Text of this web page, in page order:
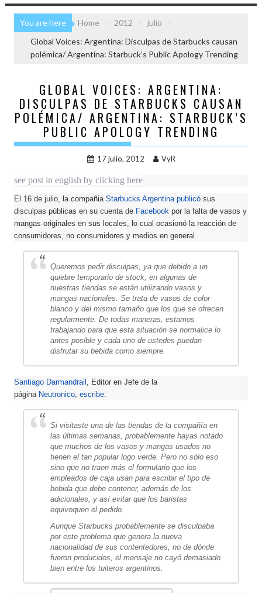
You are here Home 2012
julio
Global Voices: Argentina: Disculpas de Starbucks causan
polémica/ Argentina: Starbuck’s Public Apology Trending
GLOBAL VOICES: ARGENTINA:
DISCULPAS DE STARBUCKS CAUSAN
POLÉMICA/ ARGENTINA: STARBUCK’S
PUBLIC APOLOGY TRENDING
17 julio, 2012 VyR
see post in english by clicking here
El 16 de julio, la compañiaStarbucks Argentina publicó sus
disculpas públicas en su cuenta de Facebook por la falta de vasos y
mangas originales en sus locales, lo cual ocasionó la reacción de
consumidores, no consumidores y medios en general.
Queremos pedir disculpas, ya que debido a un
quiebre temporario de stock, en algunas de
nuestras tiendas se están utilizando vasos y
mangas nacionales. Se trata de vasos de color
blanco y del mismo tamaño que los que se ofrecen
regularmente. De todas maneras, estamos
trabajando para que esta situación se normalice lo
antes posible y cada uno de ustedes puedan
disfrutar su bebida como siempre.
Santiago Darmandrail
, Editor en Jefe de la
página Neutronico ,escribe:
Si visitaste una de las tiendas de la compañía en
las últimas semanas, probablemente hayas notado
que muchos de los vasos y mangas usados no
tienen el tan popular logo verde. Pero no sólo eso
sino que no traen más el formulario que los
empleados de caja usan para escribir el tipo de
bebida que debe contener, además de los
adicionales, y así evitar que los baristas
equivoquen el pedido.
Aunque Starbucks probablemente se disculpaba
por este problema que genera la nueva
nacionalidad de sus contentedores, no de dónde
fueron producidos, el mensaje no cayó demasiado
bien entre los tuiteros argentinos.